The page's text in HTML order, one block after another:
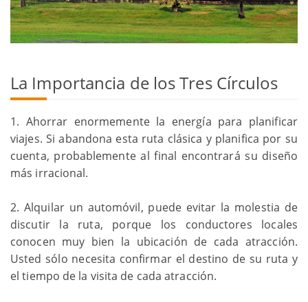
La Importancia de los Tres Círculos
1. Ahorrar enormemente la energía para planificar
viajes. Si abandona esta ruta clásica y planifica por su
cuenta, probablemente al final encontrará su diseño
más irracional.
2. Alquilar un automóvil, puede evitar la molestia de
discutir la ruta, porque los conductores locales
conocen muy bien la ubicación de cada atracción.
Usted sólo necesita confirmar el destino de su ruta y
el tiempo de la visita de cada atracción.